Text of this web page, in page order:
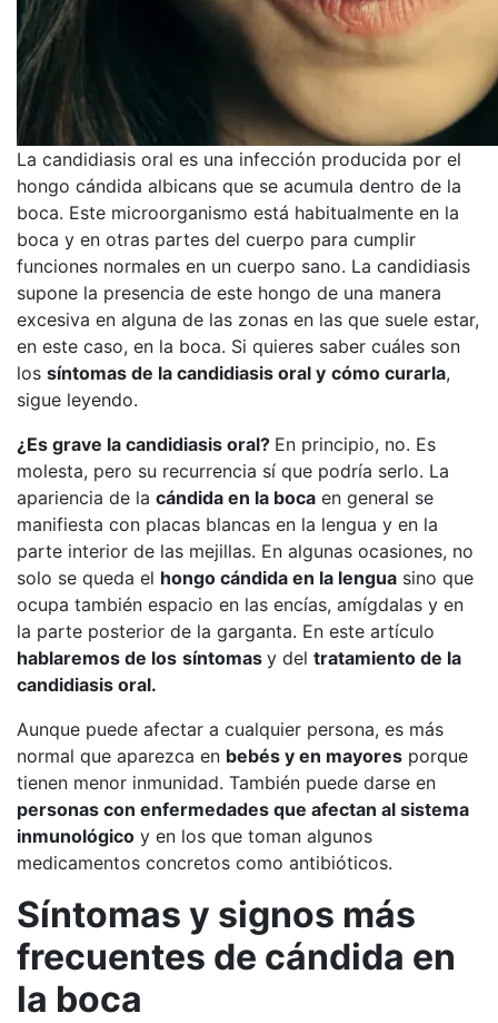
La candidiasis oral es una infección producida por el
hongo cándida albicans que se acumula dentro de la
boca. Este microorganismo está habitualmente en la
boca y en otras partes del cuerpo para cumplir
funciones normales en un cuerpo sano. La candidiasis
supone la presencia de este hongo de una manera
excesiva en alguna de las zonas en las que suele estar,
en este caso, en la boca. Si quieres saber cuáles son
los síntomas de la candidiasis oral y cómo curarla,
sigue leyendo.
¿Es grave la candidiasis oral? En principio, no. Es
molesta, pero su recurrencia sí que podría serlo. La
apariencia de la cándida en la boca en general se
manifiesta con placas blancas en la lengua y en la
parte interior de las mejillas. En algunas ocasiones, no
solo se queda el hongo cándida en la lengua sino que
ocupa también espacio en las encías, amígdalas y en
la parte posterior de la garganta. En este artículo
hablaremos de los síntomas y del tratamiento de la
candidiasis oral.
Aunque puede afectar a cualquier persona, es más
normal que aparezca en bebés y en mayores porque
tienen menor inmunidad. También puede darse en
personas con enfermedades que afectan al sistema
inmunológico y en los que toman algunos
medicamentos concretos como antibióticos.
Síntomas y signos más
frecuentes de cándida en
la boca